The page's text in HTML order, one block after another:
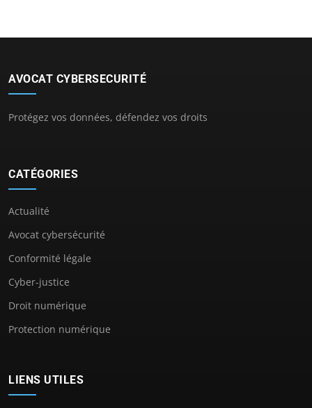
AVOCAT CYBERSECURITÉ
Protégez vos données, défendez vos droits
CATÉGORIES
Actualité
Avocat cybersécurité
Conformité légale
Cyber-justice
Droit numérique
Protection numérique
LIENS UTILES